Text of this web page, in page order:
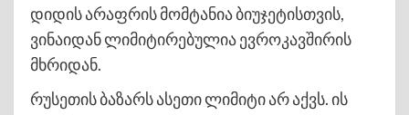
დიდის არაფრის მომტანია ბიუჯეტისთვის,
ვინაიდან ლიმიტირებულია ევროკავშირის
მხრიდან.
რუსეთის ბაზარს ასეთი ლიმიტი არ აქვს. ის